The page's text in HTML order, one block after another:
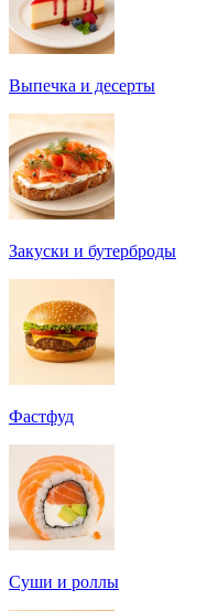
Выпечка и десерты
Закуски и бутерброды
Фастфуд
Суши и роллы